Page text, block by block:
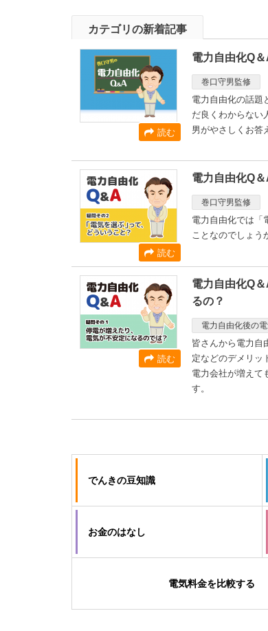
カテゴリの新着記事
読む
電力自由化Q
巻口守男監修
電力自由化の話題
だ良くわからない
男がやさしくお答
読む
電力自由化Q
巻口守男監修
電力自由化では「
ことなのでしょう
読む
電力自由化Q
るの？
電力自由化後の
皆さんから電力自
定などのデメリッ
電力会社が増えて
す。
でんきの豆知識
お金のはなし
電気料金を比較する